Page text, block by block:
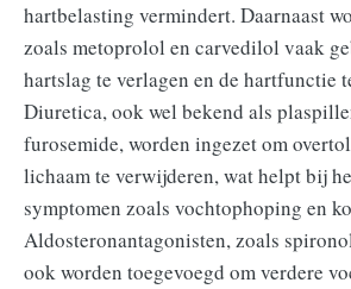
hartbelasting vermindert. Daarnaast
zoals metoprolol en carvedilol vaak
hartslag te verlagen en de hartfunctie
Diuretica, ook wel bekend als
furosemide, worden ingezet om
lichaam te verwijderen, wat helpt bij
symptomen zoals vochtophoping en
Aldosteronantagonisten, zoals
ook worden toegevoegd om verdere